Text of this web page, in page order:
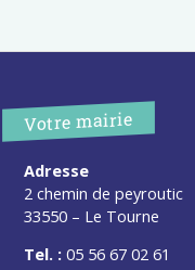
Votre mairie
Adresse
2 chemin de peyroutic
33550 – Le Tourne
Tel. : 05 56 67 02 61